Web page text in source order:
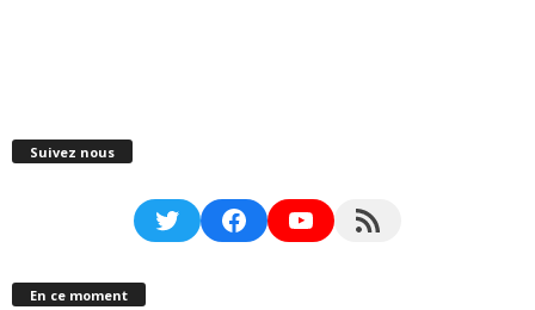
Suivez nous
TwitterFacebookYouTubeRSS Feed
En ce moment